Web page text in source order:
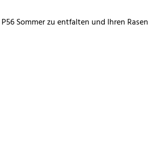
Sommer zu entfalten und Ihren Rasen